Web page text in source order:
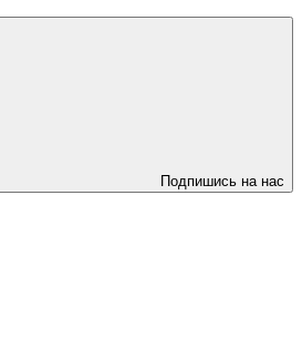
Подпишись на нас